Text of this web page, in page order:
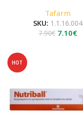
Tafarm
SKU: 1.1.16.004
7.90€ Original
7.10€Η
HOT